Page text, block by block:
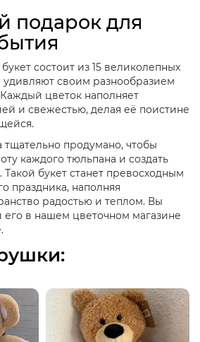
подарок для
состоит из 15 великолепных
удивляют своим разнообразием
цветок наполняет
и свежестью, делая её поистине
продумано, чтобы
каждого тюльпана и создать
букет станет превосходным
праздника, наполняя
радостью и теплом. Вы
в нашем цветочном магазине